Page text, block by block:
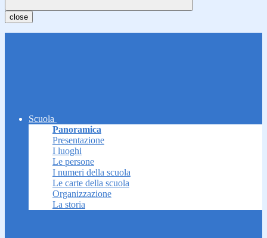
close
Scuola
Panoramica
Presentazione
I luoghi
Le persone
I numeri della scuola
Le carte della scuola
Organizzazione
La storia